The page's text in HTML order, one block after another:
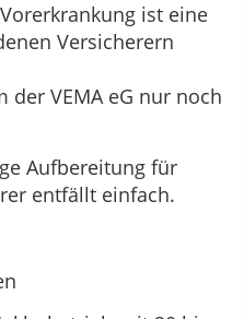
ist eine
Versicherern
VEMA eG nur noch
Aufbereitung für
entfällt einfach.